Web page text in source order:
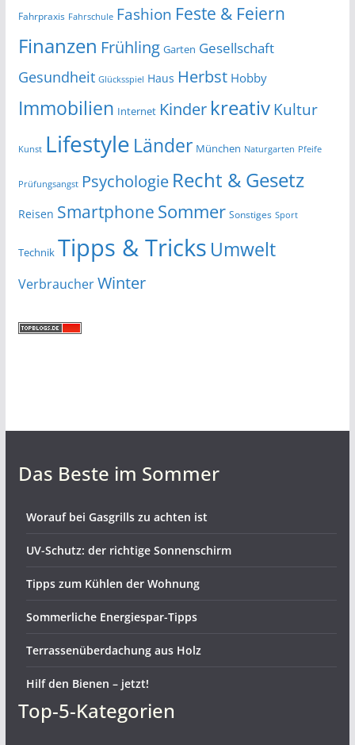
Fahrpraxis Fahrschule Fashion Feste & Feiern
Finanzen Frühling Garten Gesellschaft
Gesundheit Glücksspiel Haus Herbst Hobby
Immobilien Internet Kinder kreativKultur
Kunst Lifestyle Länder München Naturgarten Pfeife
Prüfungsangst Psychologie Recht & Gesetz
Reisen Smartphone Sommer Sonstiges Sport
Technik Tipps & Tricks Umwelt
VerbraucherWinter
Das Beste im Sommer
Worauf bei Gasgrills zu achten ist
UV-Schutz: der richtige Sonnenschirm
Tipps zum Kühlen der Wohnung
Sommerliche Energiespar-Tipps
Terrassenüberdachung aus Holz
Hilf den Bienen – jetzt!
Top-5-Kategorien